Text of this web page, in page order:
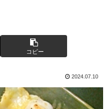
コピー
2024.07.10